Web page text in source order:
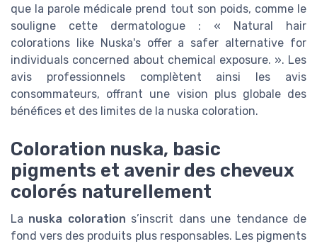
que la parole médicale prend tout son poids, comme le
souligne cette dermatologue : « Natural hair
colorations like Nuska's offer a safer alternative for
individuals concerned about chemical exposure. ». Les
avis professionnels complètent ainsi les avis
consommateurs, offrant une vision plus globale des
bénéfices et des limites de la nuska coloration.
Coloration nuska, basic
pigments et avenir des cheveux
colorés naturellement
La nuska coloration s’inscrit dans une tendance de
fond vers des produits plus responsables. Les pigments